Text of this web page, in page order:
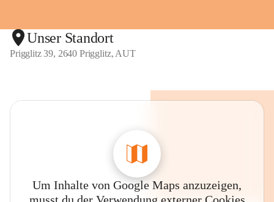
Unser Standort
Prigglitz 39, 2640 Prigglitz, AUT
Um Inhalte von Google Maps anzuzeigen,